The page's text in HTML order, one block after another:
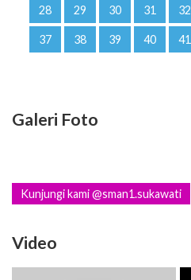
28 29 30 31 32
37 38 39 40 41
Galeri Foto
Kunjungi kami @sman1.sukawati
Video